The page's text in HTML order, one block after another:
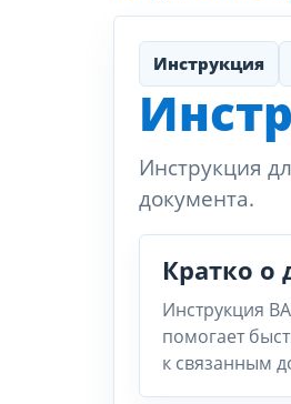
Инструкция
Инструкция
документа.
Кратко о
Инструкция
помогает
к связанным